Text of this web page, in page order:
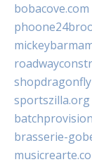
bobacove.com
sportszilla.org
brasserie-